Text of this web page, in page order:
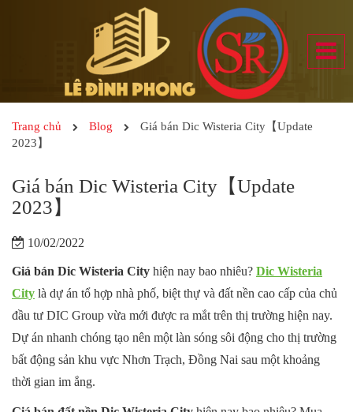
Trang chủ Blog
Giá bán Dic Wisteria City【Update
2023】
Giá bán Dic Wisteria City【Update
2023】
10/02/2022
Giá bán Dic Wisteria City hiện nay bao nhiêu? Dic Wisteria
City là dự án tổ hợp nhà phố, biệt thự và đất nền cao cấp của chủ
đầu tư DIC Group vừa mới được ra mắt trên thị trường hiện nay.
Dự án nhanh chóng tạo nên một làn sóng sôi động cho thị trường
bất động sản khu vực Nhơn Trạch, Đồng Nai sau một khoảng
thời gian im ắng.